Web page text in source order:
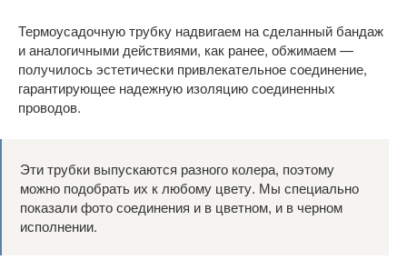
Термоусадочную трубку надвигаем на сделанный бандаж
и аналогичными действиями, как ранее, обжимаем —
получилось эстетически привлекательное соединение,
гарантирующее надежную изоляцию соединенных
проводов.
Эти трубки выпускаются разного колера, поэтому
можно подобрать их к любому цвету. Мы специально
показали фото соединения и в цветном, и в черном
исполнении.